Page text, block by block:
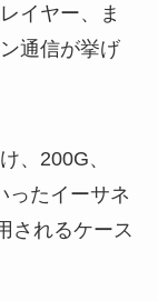
イヤー、ま
通信が挙げ
、200G、
ったイーサネ
されるケース